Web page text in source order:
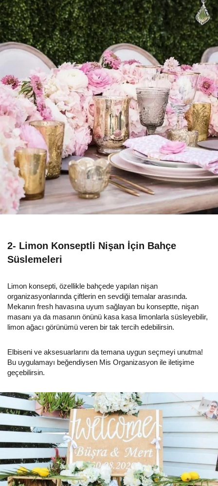
2- Limon Konseptli Nişan İçin Bahçe
Süslemeleri
Limon konsepti, özellikle bahçede yapılan nişan
organizasyonlarında çiftlerin en sevdiği temalar arasında.
Mekanın fresh havasına uyum sağlayan bu konseptte, nişan
masanı ya da masanın önünü kasa kasa limonlarla süsleyebilir,
limon ağacı görünümü veren bir tak tercih edebilirsin.
Elbiseni ve aksesuarlarını da temana uygun seçmeyi unutma!
Bu uygulamayı beğendiysen Mis Organizasyon ile iletişime
geçebilirsin.